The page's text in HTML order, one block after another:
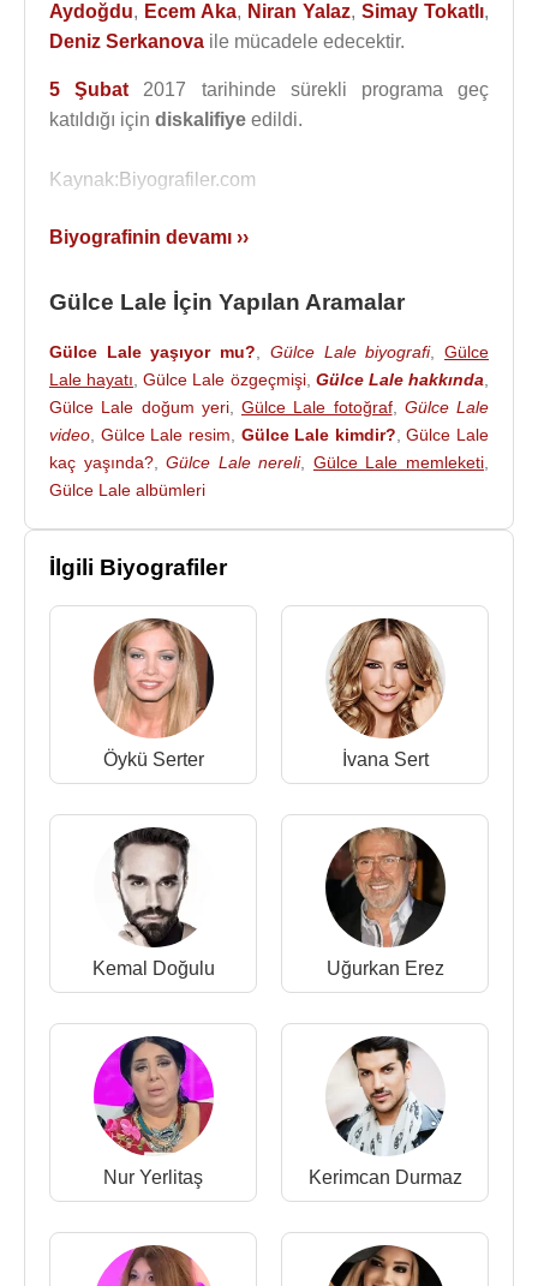
Aydoğdu, Ecem Aka, Niran Yalaz, Simay Tokatlı,
Deniz Serkanova ile mücadele edecektir.
5 Şubat 2017 tarihinde sürekli programa geç
katıldığı için diskalifiye edildi.
Kaynak:Biyografiler.com
Biyografinin devamı ››
Gülce Lale İçin Yapılan Aramalar
Gülce Lale yaşıyor mu? Gülce Lale biyografi,Gülce
Lale hayatı ,Gülce Lale özgeçmişi, Gülce Lale hakkında
Gülce Lale doğum yeri, Gülce Lale fotoğraf, Gülce Lale
video Gülce Lale resim Gülce Lale kimdir? ,Gülce Lale
kaç yaşında?,Gülce Lale nereli, Gülce Lale memleketi
Gülce Lale albümleri
İlgili Biyografiler
Öykü Serter İvana Sert
Kemal Doğulu Uğurkan Erez
Nur Yerlitaş Kerimcan Durmaz